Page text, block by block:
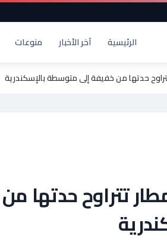
الرئيسية آخر الأخبار منوعات
حدتها من خفيفة إلى متوسطة بالإسكندرية
تتراوح حدتها